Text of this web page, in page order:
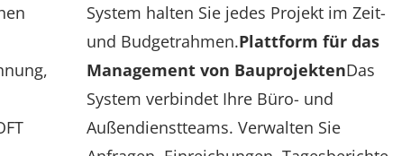
System halten Sie jedes Projekt im Zeit-
und Budgetrahmen.Plattform für das
Management von BauprojektenDas
System verbindet Ihre Büro- und
Außendienstteams. Verwalten Sie